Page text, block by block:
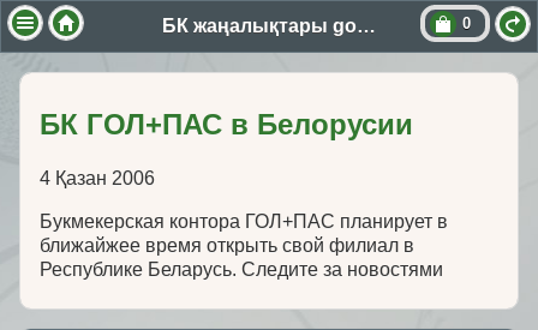
БК жаңалықтары golpas 0
БК ГОЛ+ПАС в Белорусии
4 Қазан 2006
Букмекерская контора ГОЛ+ПАС планирует в
ближайжее время открыть свой филиал в
Республике Беларусь. Следите за новостями